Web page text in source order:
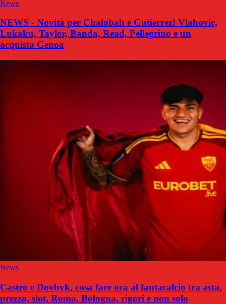
News
NEWS - Novità per Chalobah e Gutierrez! Vlahovic,
Lukaku, Taylor, Banda, Read, Pellegrino e un
acquisto Genoa
News
Castro e Dovbyk, cosa fare ora al fantacalcio tra asta,
prezzo, slot, Roma, Bologna, rigori e non solo